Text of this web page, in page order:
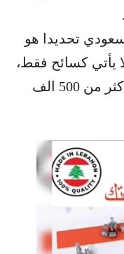
تحديدا هو
لا يأتي كسائح فقط،
بل كمستثمر وشريك وموظف اكثر من 500 الف